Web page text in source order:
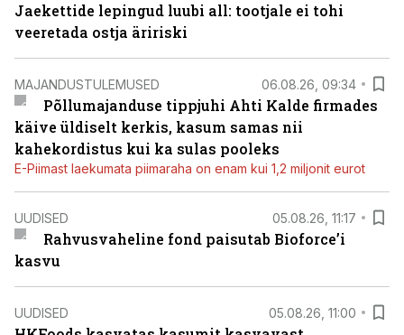
Jaekettide lepingud luubi all: tootjale ei tohi
veeretada ostja äririski
MAJANDUSTULEMUSED 06.08.26, 09:34
Põllumajanduse tippjuhi Ahti Kalde firmades
käive üldiselt kerkis, kasum samas nii
kahekordistus kui ka sulas pooleks
E-Piimast laekumata piimaraha on enam kui 1,2 miljonit eurot
UUDISED 05.08.26, 11:17
Rahvusvaheline fond paisutab Bioforce’i
kasvu
UUDISED 05.08.26, 11:00